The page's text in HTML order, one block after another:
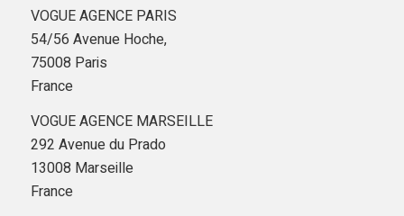
VOGUE AGENCE PARIS
54/56 Avenue Hoche,
75008 Paris
France
VOGUE AGENCE MARSEILLE
292 Avenue du Prado
13008 Marseille
France